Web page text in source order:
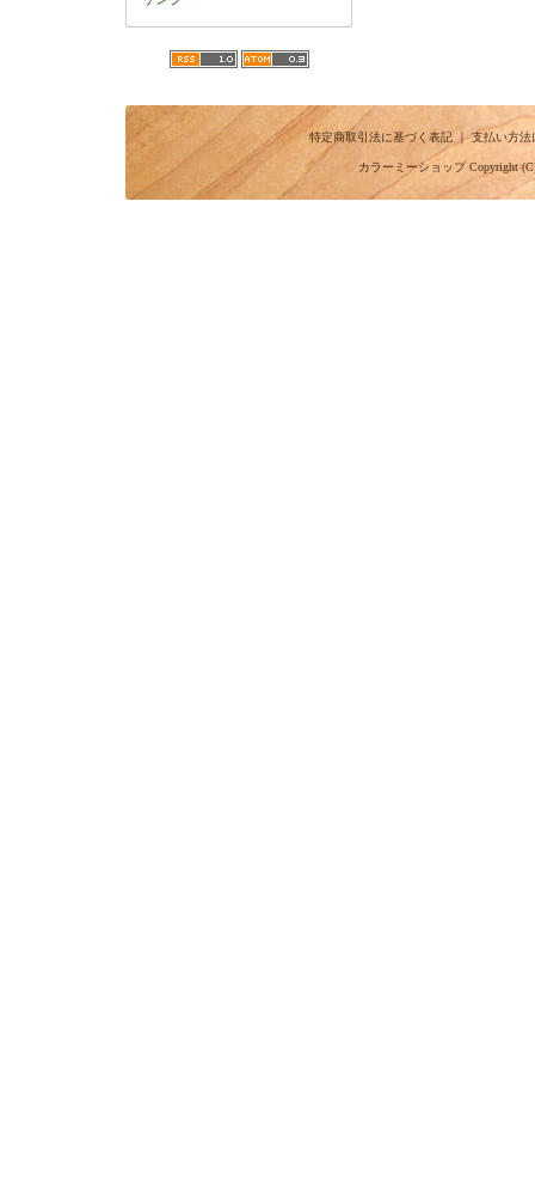
特定商取引法に基づく表記｜支払い方法
カラーミーショップCopyright